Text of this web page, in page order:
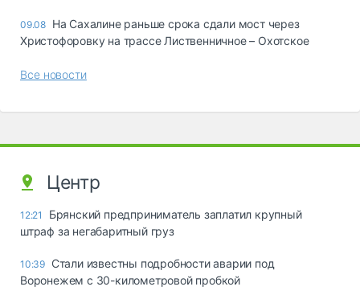
09.08 На Сахалине раньше срока сдали мост через
Христофоровку на трассе Лиственничное – Охотское
Все новости
Центр
12:21
Брянский предприниматель заплатил крупный
штраф за негабаритный груз
10:39 Стали известны подробности аварии под
Воронежем с 30-километровой пробкой